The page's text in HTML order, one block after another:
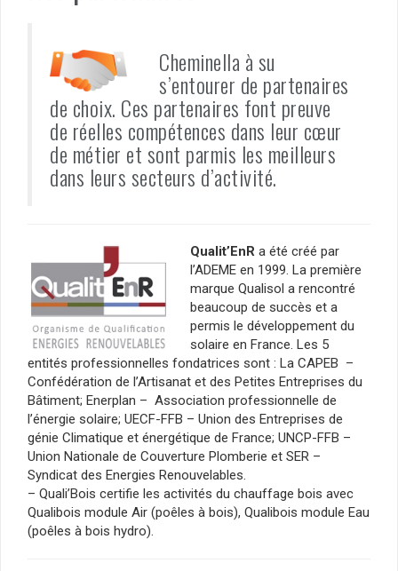
Cheminella à su
s’entourer de partenaires
de choix. Ces partenaires font preuve
de réelles compétences dans leur cœur
de métier et sont parmis les meilleurs
dans leurs secteurs d’activité.
Qualit’EnR a été créé par
l’ADEME en 1999. La première
marque Qualisol a rencontré
beaucoup de succès et a
permis le développement du
solaire en France. Les 5
entités professionnelles fondatrices sont : La CAPEB –
Confédération de l’Artisanat et des Petites Entreprises du
Bâtiment; Enerplan – Association professionnelle de
l’énergie solaire; UECF-FFB – Union des Entreprises de
génie Climatique et énergétique de France; UNCP-FFB –
Union Nationale de Couverture Plomberie et SER –
Syndicat des Energies Renouvelables.
– Quali’Bois certifie les activités du chauffage bois avec
Qualibois module Air (poêles à bois), Qualibois module Eau
(poêles à bois hydro).